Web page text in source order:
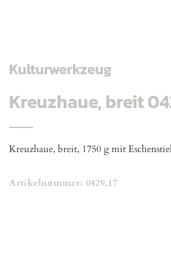
Kulturwerkzeug
Kreuzhaue, breit
Kreuzhaue, breit, 1750 g mit
Artikelnummer: 0429,17